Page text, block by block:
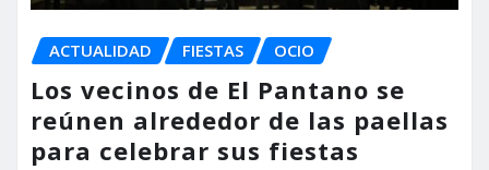
ACTUALIDAD FIESTAS OCIO
Los vecinos de El Pantano se
reúnen alrededor de las paellas
para celebrar sus fiestas